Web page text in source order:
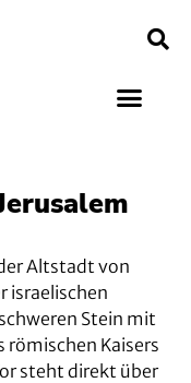
Altstadt von
israelischen
Stein mit
römischen Kaisers
steht direkt über